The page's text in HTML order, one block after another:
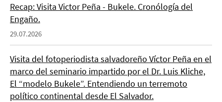
Recap: Visita Victor Peña - Bukele. Cronólogía del
Engaño.
29.07.2026
Visita del fotoperiodista salvadoreño Víctor Peña en el
marco del seminario impartido por el Dr. Luis Kliche,
El “modelo Bukele”. Entendiendo un terremoto
político continental desde El Salvador.